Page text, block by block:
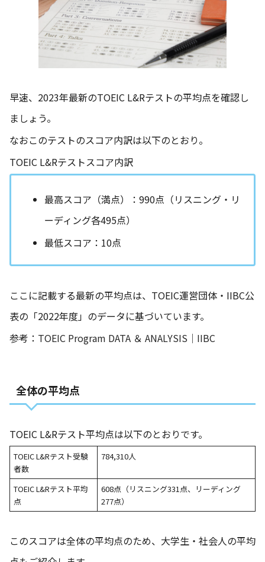
早速、2023年最新のTOEIC L&Rテストの平均点を確認し
ましょう。
なおこのテストのスコア内訳は以下のとおり。
TOEIC L&Rテストスコア内訳
最高スコア（満点）：990点（リスニング・リ
ーディング各495点）
最低スコア：10点
ここに記載する最新の平均点は、TOEIC運営団体・IIBC公
表の「2022年度」のデータに基づいています。
参考： TOEIC Program DATA ＆ ANALYSIS｜IIBC
全体の平均点
TOEIC L&Rテスト平均点は以下のとおりです。
TOEIC L&Rテスト受験
者数
784,310人
TOEIC L&Rテスト平均
点
608点（リスニング331点、リーディング
277点）
このスコアは全体の平均点のため、大学生・社会人の平均